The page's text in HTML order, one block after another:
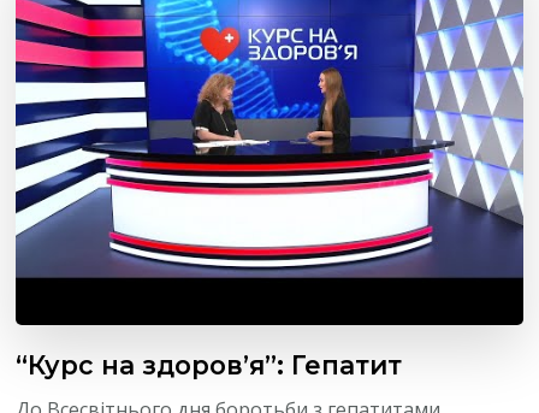
“Курс на здоров’я”: Гепатит